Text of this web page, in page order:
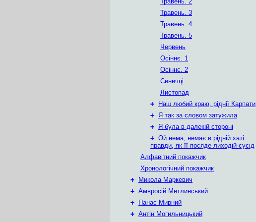
Травень. 3
Травень. 4
Травень. 5
Червень
Осіннє. 1
Осіннє. 2
Синичці
Листопад
+
Наш любий краю, ріднії Карпати
+ Я так за словом затужила
+ Я була в далекій стороні
+ Ой нема, немає в рідній хаті
правди, як її посяде лиходій-сусід
Алфавітний покажчик
Хронологічний покажчик
+
Микола Маркевич
+ Амвросій Метлинський
+
Панас Мирний
+ Антін Могильницький